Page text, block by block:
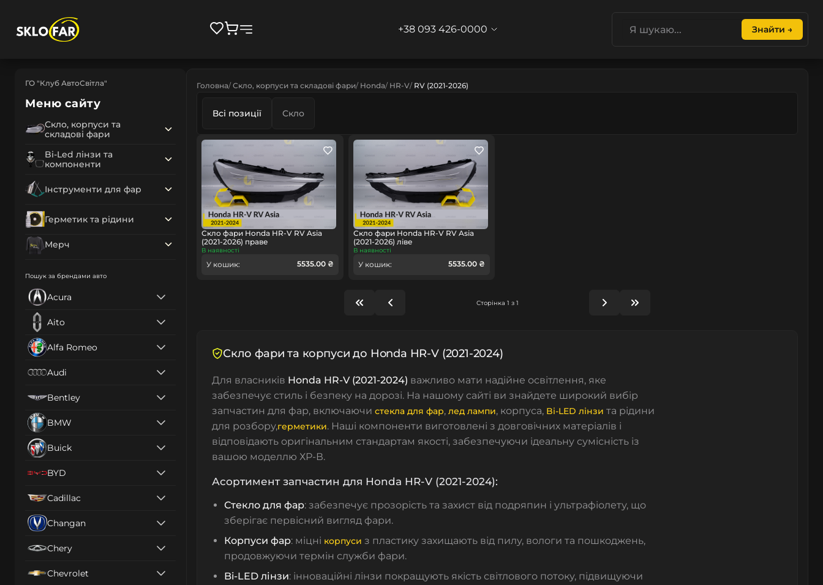
+38 093 426-0000 Знайти →
ГО "Клуб АвтоСвітла"
Меню сайту
Скло, корпуси та
складові фари
Bi-Led лінзи та
компоненти
Інструменти для фар
Герметик та рідини
Мерч
Пошук за брендами авто
Acura
Aito
Alfa Romeo
Audi
Bentley
BMW
Buick
BYD
Cadillac
Changan
Chery
Chevrolet
Головна Скло, корпуси та складові фари Honda HR-V RV (2021-2026)
Всі позиції Скло
Скло фари Honda HR-V RV Asia
(2021-2026) праве
В наявності
У кошик: 5535.00 ₴
Скло фари Honda HR-V RV Asia
(2021-2026) ліве
В наявності
У кошик: 5535.00 ₴
Сторінка 1 з 1
Скло фари та корпуси до Honda HR-V (2021-2024)
Для власників Honda HR-V (2021-2024) важливо мати надійне освітлення, яке
забезпечує стиль і безпеку на дорозі. На нашому сайті ви знайдете широкий вибір
запчастин для фар, включаючи стекла для фар, лед лампи, корпуса, Bi-LED лінзи та рідини
для розбору,герметики. Наші компоненти виготовлені з довговічних матеріалів і
відповідають оригінальним стандартам якості, забезпечуючи ідеальну сумісність із
вашою моделлю ХР-В.
Асортимент запчастин для Honda HR-V (2021-2024):
Стекло для фар: забезпечує прозорість та захист від подряпин і ультрафіолету, що
зберігає первісний вигляд фари.
Корпуси фар: міцні корпуси з пластику захищають від пилу, вологи та пошкоджень,
продовжуючи термін служби фари.
Bi-LED лінзи: інноваційні лінзи покращують якість світлового потоку, підвищуючи